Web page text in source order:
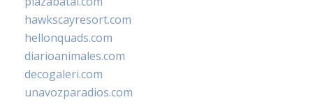
hawkscayresort.com
hellonquads.com
diarioanimales.com
decogaleri.com
unavozparadios.com